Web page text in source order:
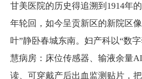
甘美医院的历史得追溯到1914年
年轮回，如今呈贡新区的新院区
叶”静卧春城东南。妇产科以“数
慧病房：床位传感器、输液余量
读、可穿戴产后出血监测贴片，